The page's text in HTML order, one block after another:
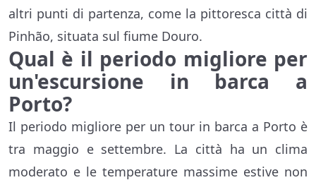
altri punti di partenza, come la pittoresca città di
Pinhão, situata sul fiume Douro.
Qual è il periodo migliore per
un'escursione in barca a
Porto?
Il periodo migliore per un tour in barca a Porto è
tra maggio e settembre. La città ha un clima
moderato e le temperature massime estive non